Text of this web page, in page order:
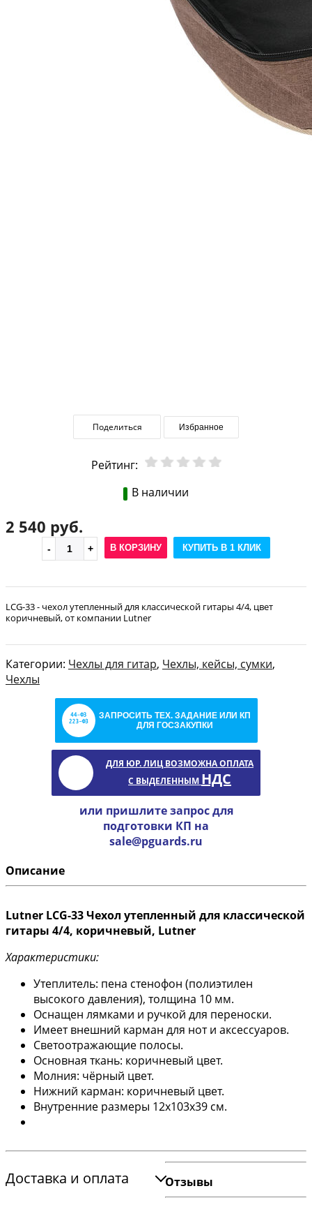
Поделиться Избранное
Рейтинг:
В наличии
2 540 руб.
В КОРЗИНУ КУПИТЬ В 1 КЛИК
LCG-33 - чехол утепленный для классической гитары 4/4, цвет
коричневый, от компании Lutner
Категории: Чехлы для гитар, Чехлы, кейсы, сумки,
Чехлы
ЗАПРОСИТЬ ТЕХ. ЗАДАНИЕ ИЛИ КП
ДЛЯ ГОСЗАКУПКИ
ДЛЯ ЮР. ЛИЦ ВОЗМОЖНА ОПЛАТА
С ВЫДЕЛЕННЫМ НДС
или пришлите запрос для
подготовки КП на
sale@pguards.ru
Описание
Lutner LCG-33 Чехол утепленный для классической
гитары 4/4, коричневый, Lutner
Характеристики:
Утеплитель: пена стенофон (полиэтилен
высокого давления), толщина 10 мм.
Оснащен лямками и ручкой для переноски.
Имеет внешний карман для нот и аксессуаров.
Светоотражающие полосы.
Основная ткань: коричневый цвет.
Молния: чёрный цвет.
Нижний карман: коричневый цвет.
Внутренние размеры 12х103х39 см.
Доставка и оплата Отзывы